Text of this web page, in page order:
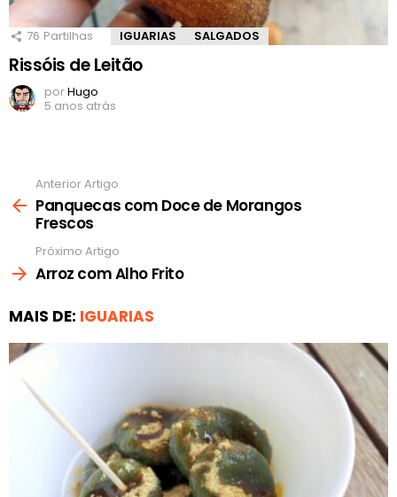
76 Partilhas IGUARIAS SALGADOS
Rissóis de Leitão
porHugo
5 anos atrás
mais
Anterior Artigo
Panquecas com Doce de Morangos
Frescos
Próximo Artigo
Arroz com Alho Frito
MAIS DE: IGUARIAS